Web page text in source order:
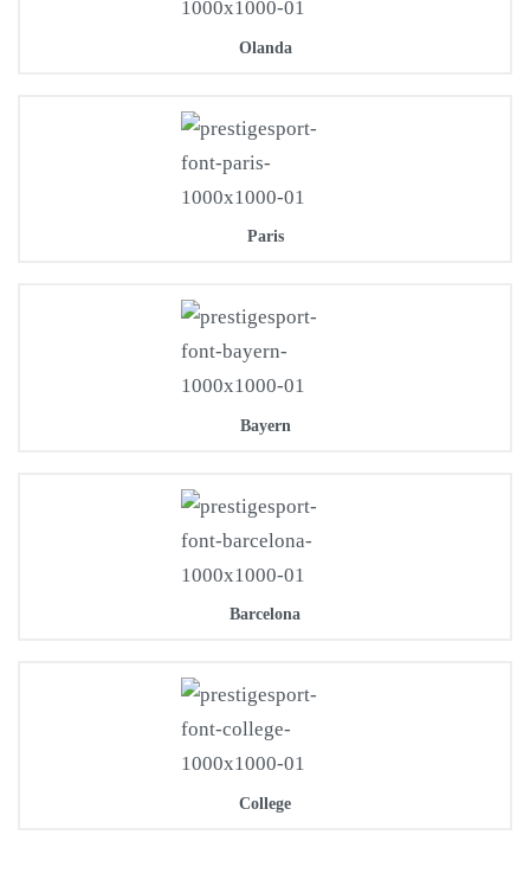
Olanda
Paris
Bayern
Barcelona
College